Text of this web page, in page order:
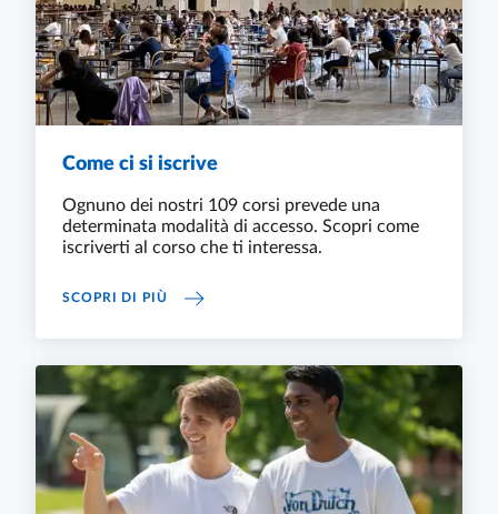
Come ci si iscrive
Ognuno dei nostri 109 corsi prevede una
determinata modalità di accesso. Scopri come
iscriverti al corso che ti interessa.
SCOPRI DI PIÙ COME CI SI ISCRIVE